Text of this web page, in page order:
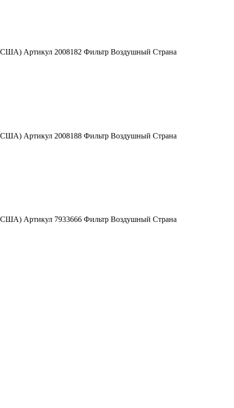
Артикул 2008182 Фильтр Воздушный Страна
Артикул 2008188 Фильтр Воздушный Страна
Артикул 7933666 Фильтр Воздушный Страна